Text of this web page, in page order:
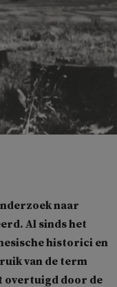
naar
Al sinds het
historici en
van de term
overtuigd door de